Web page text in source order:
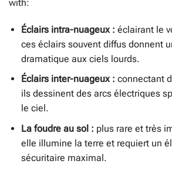
with:
Éclairs intra-nuageux : éclairant le
ces éclairs souvent diffus donnent
dramatique aux ciels lourds.
Éclairs inter-nuageux : connectant
ils dessinent des arcs électriques
le ciel.
La foudre au sol : plus rare et très
elle illumine la terre et requiert un
sécuritaire maximal.